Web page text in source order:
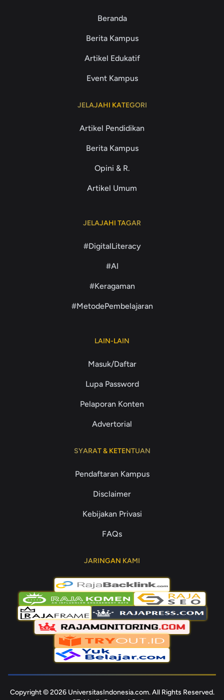
Beranda
Berita Kampus
Artikel Edukatif
Event Kampus
JELAJAHI KATEGORI
Artikel Pendidikan
Berita Kampus
Opini & R.
Artikel Umum
JELAJAHI TAGAR
#DigitalLiteracy
#AI
#Keragaman
#MetodePembelajaran
LAIN-LAIN
Masuk/Daftar
Lupa Password
Pelaporan Konten
Advertorial
SYARAT & KETENTUAN
Pendaftaran Kampus
Disclaimer
Kebijakan Privasi
FAQs
JARINGAN KAMI
Copyright © 2026 UniversitasIndonesia.com. All Rights Reserved.